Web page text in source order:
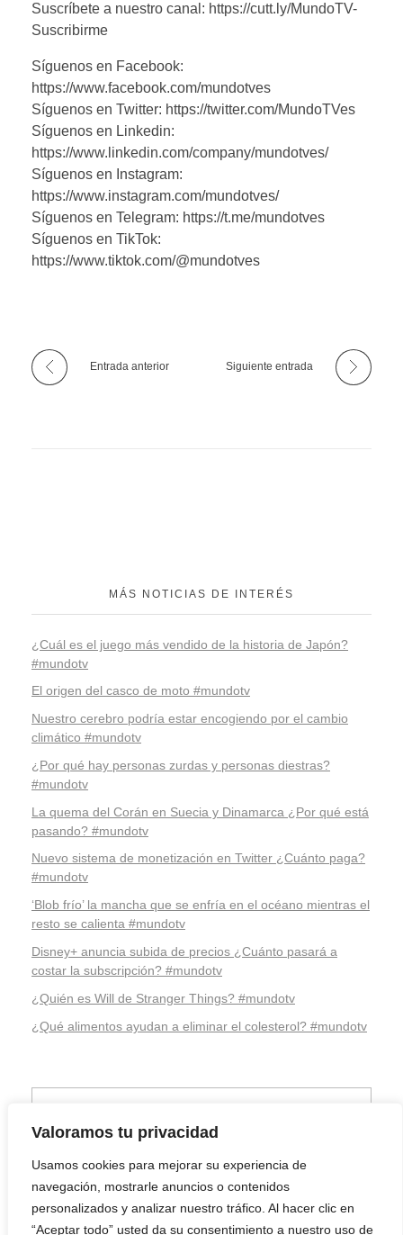
Valoramos tu privacidad
Usamos cookies para mejorar su experiencia de
navegación, mostrarle anuncios o contenidos
personalizados y analizar nuestro tráfico. Al hacer clic en
“Aceptar todo” usted da su consentimiento a nuestro uso de
Suscríbete a nuestro canal: https://cutt.ly/MundoTV-
Suscribirme
Síguenos en Facebook:
https://www.facebook.com/mundotves
Síguenos en Twitter: https://twitter.com/MundoTVes
Síguenos en Linkedin:
https://www.linkedin.com/company/mundotves/
Síguenos en Instagram:
https://www.instagram.com/mundotves/
Síguenos en Telegram: https://t.me/mundotves
Síguenos en TikTok:
https://www.tiktok.com/@mundotves
Entrada anterior Siguiente entrada
MÁS NOTICIAS DE INTERÉS
¿Cuál es el juego más vendido de la historia de Japón?
#mundotv
El origen del casco de moto #mundotv
Nuestro cerebro podría estar encogiendo por el cambio
climático #mundotv
¿Por qué hay personas zurdas y personas diestras?
#mundotv
La quema del Corán en Suecia y Dinamarca ¿Por qué está
pasando? #mundotv
Nuevo sistema de monetización en Twitter ¿Cuánto paga?
#mundotv
‘Blob frío’ la mancha que se enfría en el océano mientras el
resto se calienta #mundotv
Disney+ anuncia subida de precios ¿Cuánto pasará a
costar la subscripción? #mundotv
¿Quién es Will de Stranger Things? #mundotv
¿Qué alimentos ayudan a eliminar el colesterol? #mundotv